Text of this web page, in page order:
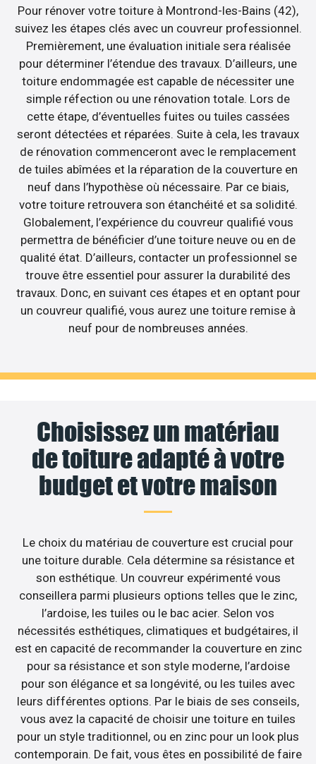
Pour rénover votre toiture à Montrond-les-Bains (42),
suivez les étapes clés avec un couvreur professionnel.
Premièrement, une évaluation initiale sera réalisée
pour déterminer l’étendue des travaux. D’ailleurs, une
toiture endommagée est capable de nécessiter une
simple réfection ou une rénovation totale. Lors de
cette étape, d’éventuelles fuites ou tuiles cassées
seront détectées et réparées. Suite à cela, les travaux
de rénovation commenceront avec le remplacement
de tuiles abîmées et la réparation de la couverture en
neuf dans l’hypothèse où nécessaire. Par ce biais,
votre toiture retrouvera son étanchéité et sa solidité.
Globalement, l’expérience du couvreur qualifié vous
permettra de bénéficier d’une toiture neuve ou en de
qualité état. D’ailleurs, contacter un professionnel se
trouve être essentiel pour assurer la durabilité des
travaux. Donc, en suivant ces étapes et en optant pour
un couvreur qualifié, vous aurez une toiture remise à
neuf pour de nombreuses années.
Choisissez un matériau
de toiture adapté à votre
budget et votre maison
Le choix du matériau de couverture est crucial pour
une toiture durable. Cela détermine sa résistance et
son esthétique. Un couvreur expérimenté vous
conseillera parmi plusieurs options telles que le zinc,
l’ardoise, les tuiles ou le bac acier. Selon vos
nécessités esthétiques, climatiques et budgétaires, il
est en capacité de recommander la couverture en zinc
pour sa résistance et son style moderne, l’ardoise
pour son élégance et sa longévité, ou les tuiles avec
leurs différentes options. Par le biais de ses conseils,
vous avez la capacité de choisir une toiture en tuiles
pour un style traditionnel, ou en zinc pour un look plus
contemporain. De fait, vous êtes en possibilité de faire